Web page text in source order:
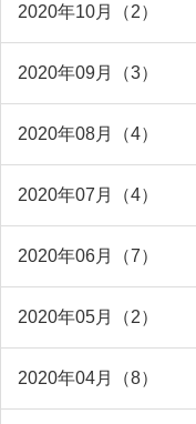
2020年10月（2）
2020年09月（3）
2020年08月（4）
2020年07月（4）
2020年06月（7）
2020年05月（2）
2020年04月（8）